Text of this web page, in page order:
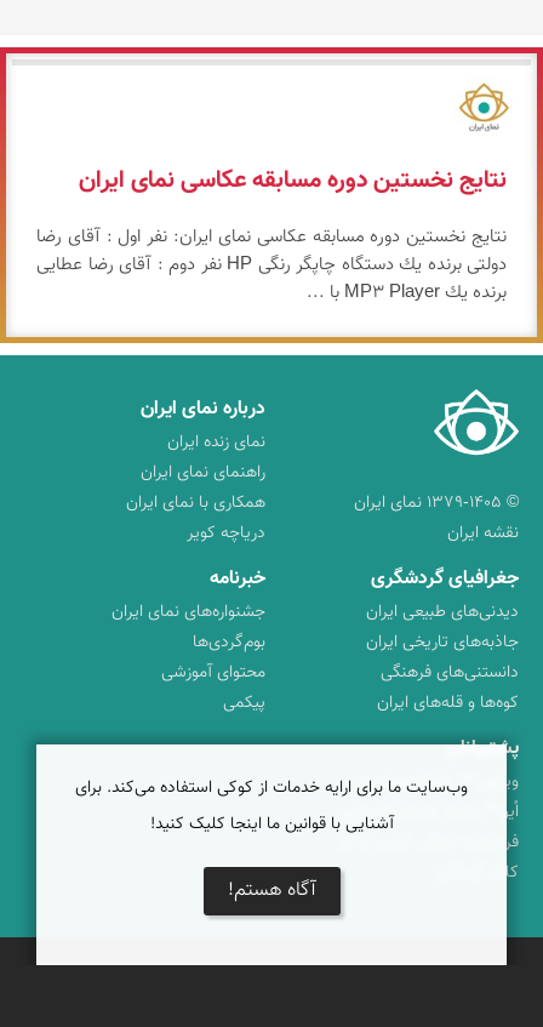
نتایج نخستین دوره مسابقه عکاسی نمای ایران
نتایج نخستین دوره مسابقه عكاسی نمای ایران: نفر اول : آقای رضا
دولتی برنده یك دستگاه چاپگر رنگی HP نفر دوم : آقای رضا عطایی
برنده یك MP3 Player با ...
© ۱۳۷۹-۱۴۰۵ نمای ایران
نقشه ایران
درباره نمای ایران
نمای زنده ایران
راهنمای نمای ایران
همکاری با نمای ایران
دریاچه کویر
جغرافیای گردشگری
دیدنی‌های طبیعی ایران
جاذبه‌های تاریخی ایران
دانستنی‌های فرهنگی
کوه‌ها و قله‌های ایران
خبرنامه
جشنواره‌های نمای ایران
بوم‌گردی‌ها
محتوای آموزشی
پیکمی
پشتیبانان
ویراویر™ راهکار هوشمند
اُیو™ راهکار هوشمندسازی
فرداپدید؛ تعالی کسب و کار
کلک آزادگان
تماس با ما|حریم شخصی|شرایط خدمات|پرسش‌های متداول|خوش آمدید
وب‌سایت ما برای ارایه خدمات از کوکی استفاده می‌کند. برای
آشنایی با قوانین ما اینجا کلیک کنید!
آگاه هستم!